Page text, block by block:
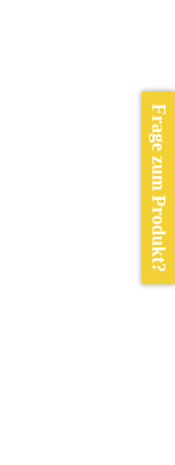
Frage zum Produkt?